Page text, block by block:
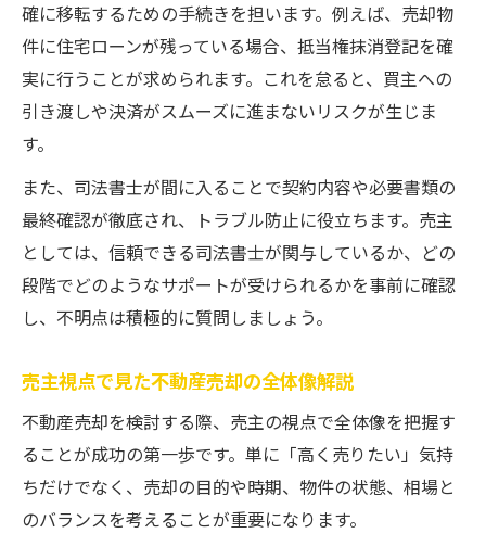
失敗しない不動産売却のための判断基準まとめ
不動産売却で重視すべき判断ポイント整理
売却判断を左右する提案内容の見極め方
流れの中で押さえるべき契約の注意点
売却後のトラブル回避に役立つ判断材料
確に移転するための手続きを担います。例えば、売却物
件に住宅ローンが残っている場合、抵当権抹消登記を確
実に行うことが求められます。これを怠ると、買主への
引き渡しや決済がスムーズに進まないリスクが生じま
す。
また、司法書士が間に入ることで契約内容や必要書類の
最終確認が徹底され、トラブル防止に役立ちます。売主
としては、信頼できる司法書士が関与しているか、どの
段階でどのようなサポートが受けられるかを事前に確認
し、不明点は積極的に質問しましょう。
売主視点で見た不動産売却の全体像解説
不動産売却を検討する際、売主の視点で全体像を把握す
ることが成功の第一歩です。単に「高く売りたい」気持
ちだけでなく、売却の目的や時期、物件の状態、相場と
のバランスを考えることが重要になります。